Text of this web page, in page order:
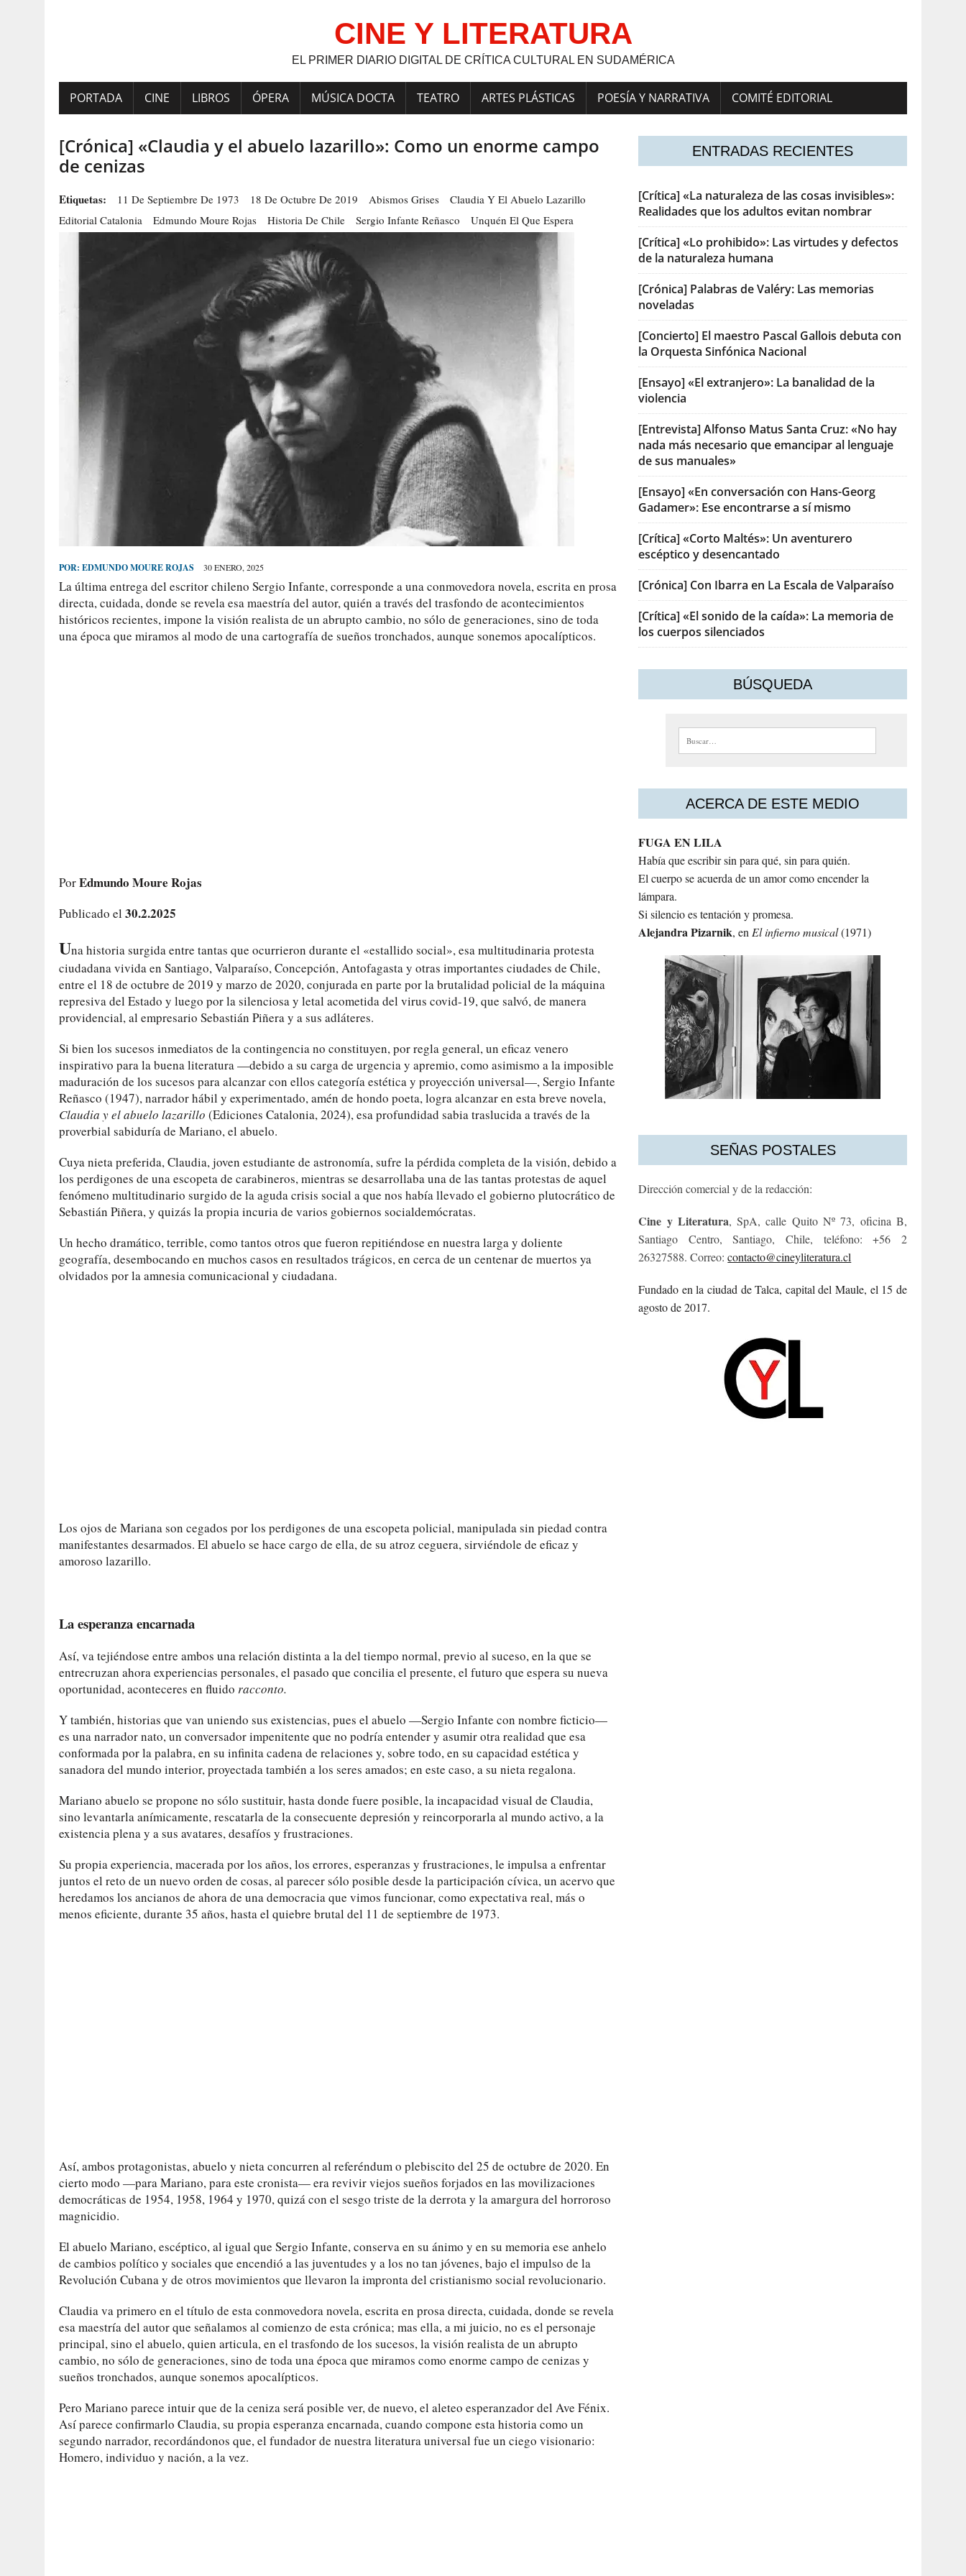
CINE Y LITERATURA
EL PRIMER DIARIO DIGITAL DE CRÍTICA CULTURAL EN SUDAMÉRICA
PORTADA CINE LIBROS ÓPERA MÚSICA DOCTA TEATRO ARTES PLÁSTICAS POESÍA Y NARRATIVA COMITÉ EDITORIAL
[Crónica] «Claudia y el abuelo lazarillo»: Como un enorme campo
de cenizas
Etiquetas: 11 De Septiembre De 1973 18 De Octubre De 2019 Abismos Grises
Claudia Y El Abuelo Lazarillo
Editorial Catalonia
Edmundo Moure Rojas Historia De Chile Sergio Infante Reñasco Unquén El Que Espera
POR: EDMUNDO MOURE ROJAS 30 ENERO, 2025
La última entrega del escritor chileno Sergio Infante, corresponde a una conmovedora novela, escrita en prosa
directa, cuidada, donde se revela esa maestría del autor, quién a través del trasfondo de acontecimientos
históricos recientes, impone la visión realista de un abrupto cambio, no sólo de generaciones, sino de toda
una época que miramos al modo de una cartografía de sueños tronchados, aunque sonemos apocalípticos.
PorEdmundo Moure Rojas
Publicado el 30.2.2025
Una historia surgida entre tantas que ocurrieron durante el «estallido social», esa multitudinaria protesta
ciudadana vivida en Santiago, Valparaíso, Concepción, Antofagasta y otras importantes ciudades de Chile,
entre el 18 de octubre de 2019 y marzo de 2020, conjurada en parte por la brutalidad policial de la máquina
represiva del Estado y luego por la silenciosa y letal acometida del virus covid-19, que salvó, de manera
providencial, al empresario Sebastián Piñera y a sus adláteres.
Si bien los sucesos inmediatos de la contingencia no constituyen, por regla general, un eficaz venero
inspirativo para la buena literatura —debido a su carga de urgencia y apremio, como asimismo a la imposible
maduración de los sucesos para alcanzar con ellos categoría estética y proyección universal—, Sergio Infante
Reñasco (1947), narrador hábil y experimentado, amén de hondo poeta, logra alcanzar en esta breve novela,
Claudia y el abuelo lazarillo (Ediciones Catalonia, 2024), esa profundidad sabia traslucida a través de la
proverbial sabiduría de Mariano, el abuelo.
Cuya nieta preferida, Claudia, joven estudiante de astronomía, sufre la pérdida completa de la visión, debido a
los perdigones de una escopeta de carabineros, mientras se desarrollaba una de las tantas protestas de aquel
fenómeno multitudinario surgido de la aguda crisis social a que nos había llevado el gobierno plutocrático de
Sebastián Piñera, y quizás la propia incuria de varios gobiernos socialdemócratas.
Un hecho dramático, terrible, como tantos otros que fueron repitiéndose en nuestra larga y doliente
geografía, desembocando en muchos casos en resultados trágicos, en cerca de un centenar de muertos ya
olvidados por la amnesia comunicacional y ciudadana.
Los ojos de Mariana son cegados por los perdigones de una escopeta policial, manipulada sin piedad contra
manifestantes desarmados. El abuelo se hace cargo de ella, de su atroz ceguera, sirviéndole de eficaz y
amoroso lazarillo.
La esperanza encarnada
Así, va tejiéndose entre ambos una relación distinta a la del tiempo normal, previo al suceso, en la que se
entrecruzan ahora experiencias personales, el pasado que concilia el presente, el futuro que espera su nueva
oportunidad, aconteceres en fluido racconto.
Y también, historias que van uniendo sus existencias, pues el abuelo —Sergio Infante con nombre ficticio—
es una narrador nato, un conversador impenitente que no podría entender y asumir otra realidad que esa
conformada por la palabra, en su infinita cadena de relaciones y, sobre todo, en su capacidad estética y
sanadora del mundo interior, proyectada también a los seres amados; en este caso, a su nieta regalona.
Mariano abuelo se propone no sólo sustituir, hasta donde fuere posible, la incapacidad visual de Claudia,
sino levantarla anímicamente, rescatarla de la consecuente depresión y reincorporarla al mundo activo, a la
existencia plena y a sus avatares, desafíos y frustraciones.
Su propia experiencia, macerada por los años, los errores, esperanzas y frustraciones, le impulsa a enfrentar
juntos el reto de un nuevo orden de cosas, al parecer sólo posible desde la participación cívica, un acervo que
heredamos los ancianos de ahora de una democracia que vimos funcionar, como expectativa real, más o
menos eficiente, durante 35 años, hasta el quiebre brutal del 11 de septiembre de 1973.
Así, ambos protagonistas, abuelo y nieta concurren al referéndum o plebiscito del 25 de octubre de 2020. En
cierto modo —para Mariano, para este cronista— era revivir viejos sueños forjados en las movilizaciones
democráticas de 1954, 1958, 1964 y 1970, quizá con el sesgo triste de la derrota y la amargura del horroroso
magnicidio.
El abuelo Mariano, escéptico, al igual que Sergio Infante, conserva en su ánimo y en su memoria ese anhelo
de cambios político y sociales que encendió a las juventudes y a los no tan jóvenes, bajo el impulso de la
Revolución Cubana y de otros movimientos que llevaron la impronta del cristianismo social revolucionario.
Claudia va primero en el título de esta conmovedora novela, escrita en prosa directa, cuidada, donde se revela
esa maestría del autor que señalamos al comienzo de esta crónica; mas ella, a mi juicio, no es el personaje
principal, sino el abuelo, quien articula, en el trasfondo de los sucesos, la visión realista de un abrupto
cambio, no sólo de generaciones, sino de toda una época que miramos como enorme campo de cenizas y
sueños tronchados, aunque sonemos apocalípticos.
Pero Mariano parece intuir que de la ceniza será posible ver, de nuevo, el aleteo esperanzador del Ave Fénix.
Así parece confirmarlo Claudia, su propia esperanza encarnada, cuando compone esta historia como un
segundo narrador, recordándonos que, el fundador de nuestra literatura universal fue un ciego visionario:
Homero, individuo y nación, a la vez.
ENTRADAS RECIENTES
[Crítica] «La naturaleza de las cosas invisibles»:
Realidades que los adultos evitan nombrar
[Crítica] «Lo prohibido»: Las virtudes y defectos
de la naturaleza humana
[Crónica] Palabras de Valéry: Las memorias
noveladas
[Concierto] El maestro Pascal Gallois debuta con
la Orquesta Sinfónica Nacional
[Ensayo] «El extranjero»: La banalidad de la
violencia
[Entrevista] Alfonso Matus Santa Cruz: «No hay
nada más necesario que emancipar al lenguaje
de sus manuales»
[Ensayo] «En conversación con Hans-Georg
Gadamer»: Ese encontrarse a sí mismo
[Crítica] «Corto Maltés»: Un aventurero
escéptico y desencantado
[Crónica] Con Ibarra en La Escala de Valparaíso
[Crítica] «El sonido de la caída»: La memoria de
los cuerpos silenciados
BÚSQUEDA
Buscar:
ACERCA DE ESTE MEDIO
FUGA EN LILA
Había que escribir sin para qué, sin para quién.
El cuerpo se acuerda de un amor como encender la
lámpara.
Si silencio es tentación y promesa.
AlejandraPizarnik, enEl infierno musical(1971)
SEÑAS POSTALES
Dirección comercial y de la redacción:
Cine y Literatura, SpA, calle Quito Nº 73, oficina B,
Santiago Centro, Santiago, Chile, teléfono: +56 2
26327588. Correo:contacto@cineyliteratura.cl
Fundado en la ciudad de Talca, capital del Maule, el 15 de
agosto de 2017.